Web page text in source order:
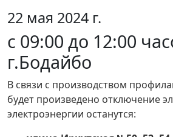
22 мая 2024 г.
с 09:00 до 12:00
г.Бодайбо
В связи с производством
будет произведено отключение
электроэнергии останутся: